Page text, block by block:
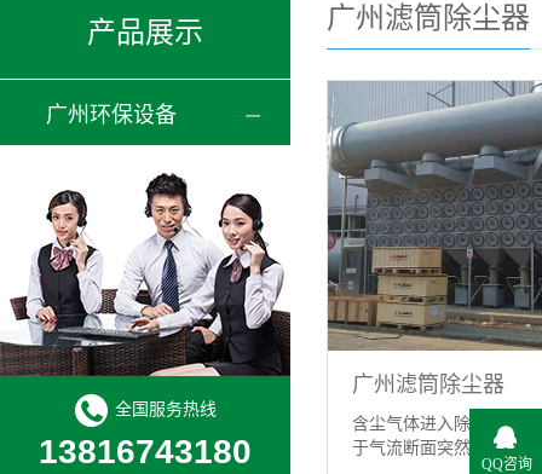
产品展示
广州环保设备
全国服务热线
13816743180
广州滤筒除尘器
广州滤筒除尘器
含尘气体进入除尘器
于气流断面突然扩大及
QQ咨询